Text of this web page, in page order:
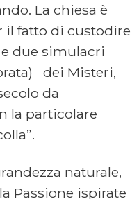
La chiesa è
il fatto di custodire
due simulacri
dei Misteri,
da
la particolare
naturale,
Passione ispirate